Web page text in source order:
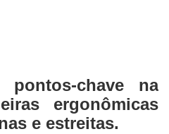
pontos-chave na
ergonômicas
e estreitas.